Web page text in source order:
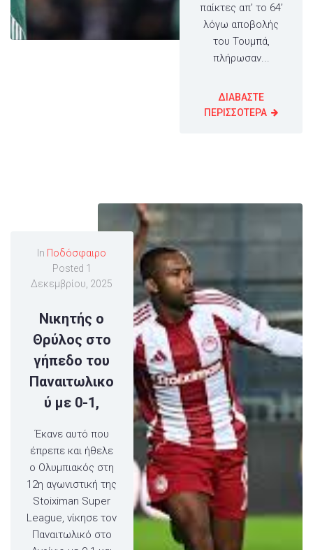
παίκτες απ’ το 64’
λόγω αποβολής
του Τουμπά,
πλήρωσαν...
ΔΙΑΒΑΣΤΕ
ΠΕΡΙΣΣΟΤΕΡΑ
In Ποδόσφαιρο
Posted 1
Δεκεμβρίου, 2025
Νικητής ο
Θρύλος στο
γήπεδο του
Παναιτωλικο
ύ με 0-1,
Έκανε αυτό που
έπρεπε και ήθελε
ο Ολυμπιακός στη
12η αγωνιστική της
Stoiximan Super
League, νίκησε τον
Παναιτωλικό στο